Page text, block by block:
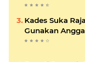
Kades Suka
Gunakan